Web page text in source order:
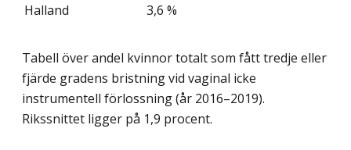
Halland 3,6 %
Tabell över andel kvinnor totalt som fått tredje eller
fjärde gradens bristning vid vaginal icke
instrumentell förlossning (år 2016–2019).
Rikssnittet ligger på 1,9 procent.